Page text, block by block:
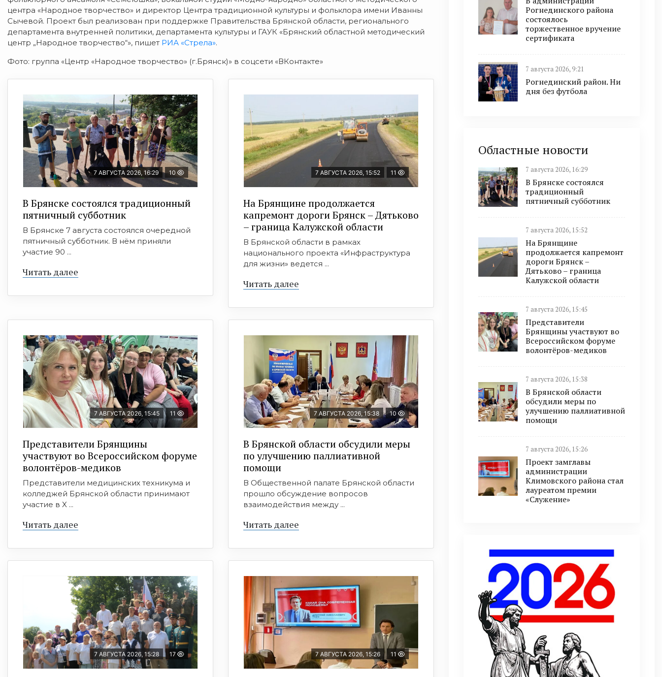
центра «Народное творчество» и директор Центра традиционной культуры и фольклора имени Иванны
Сычевой. Проект был реализован при поддержке Правительства Брянской области, регионального
департамента внутренней политики, департамента культуры и ГАУК «Брянский областной методический
центр „Народное творчество“», пишет РИА «Стрела».
Фото: группа «Центр «Народное творчество» (г.Брянск)» в соцсети «ВКонтакте»
7 АВГУСТА 2026, 16:29 10
В Брянске состоялся традиционный
пятничный субботник
В Брянске 7 августа состоялся очередной
пятничный субботник. В нём приняли
участие 90 ...
Читать далее
7 АВГУСТА 2026, 15:52 11
На Брянщине продолжается
капремонт дороги Брянск – Дятьково
– граница Калужской области
В Брянской области в рамках
национального проекта «Инфраструктура
для жизни» ведется ...
Читать далее
7 АВГУСТА 2026, 15:45 11
Представители Брянщины
участвуют во Всероссийском форуме
волонтёров-медиков
Представители медицинских техникума и
колледжей Брянской области принимают
участие в X ...
Читать далее
7 АВГУСТА 2026, 15:38 10
В Брянской области обсудили меры
по улучшению паллиативной
помощи
В Общественной палате Брянской области
прошло обсуждение вопросов
взаимодействия между ...
Читать далее
7 АВГУСТА 2026, 15:28 17 7 АВГУСТА 2026, 15:26 11
Рогнединского района
состоялось
торжественное вручение
сертификата
7 августа 2026, 9:21
Рогнединский район. Ни
дня без футбола
Областные новости
7 августа 2026, 16:29
В Брянске состоялся
традиционный
пятничный субботник
7 августа 2026, 15:52
На Брянщине
продолжается капремонт
дороги Брянск –
Дятьково – граница
Калужской области
7 августа 2026, 15:45
Представители
Брянщины участвуют во
Всероссийском форуме
волонтёров-медиков
7 августа 2026, 15:38
В Брянской области
обсудили меры по
улучшению паллиативной
помощи
7 августа 2026, 15:26
Проект замглавы
администрации
Климовского района стал
лауреатом премии
«Служение»